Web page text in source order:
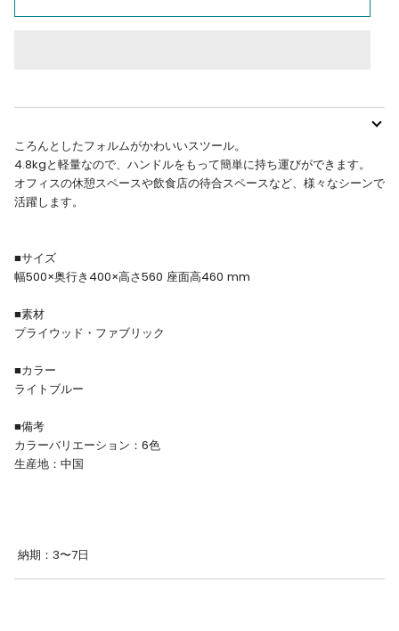
ころんとしたフォルムがかわいいスツール。
4.8kgと軽量なので、ハンドルをもって簡単に持ち運びができます。
オフィスの休憩スペースや飲食店の待合スペースなど、様々なシーンで
活躍します。
■サイズ
幅500×奥行き400×高さ560 座面高460 mm
■素材
プライウッド・ファブリック
■カラー
ライトブルー
■備考
カラーバリエーション：6色
生産地： 中国
納期：3〜7日